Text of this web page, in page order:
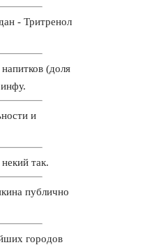
- Тритренол
(доля
и
так.
публично
городов